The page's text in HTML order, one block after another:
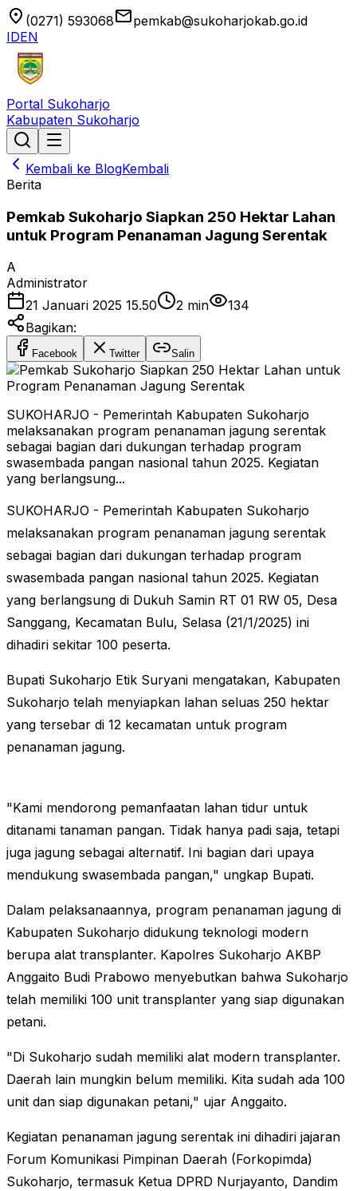
location_on (0271) 593068emailpemkab@sukoharjokab.go.id
IDEN
Portal Sukoharjo
Kabupaten Sukoharjo
Kembali ke BlogKembali
Berita
Pemkab Sukoharjo Siapkan 250 Hektar Lahan
untuk Program Penanaman Jagung Serentak
A
Administrator
21 Januari 2025 15.50
2 min
134
Bagikan:
Facebook Twitter Salin
SUKOHARJO - Pemerintah Kabupaten Sukoharjo
melaksanakan program penanaman jagung serentak
sebagai bagian dari dukungan terhadap program
swasembada pangan nasional tahun 2025. Kegiatan
yang berlangsung...
SUKOHARJO - Pemerintah Kabupaten Sukoharjo
melaksanakan program penanaman jagung serentak
sebagai bagian dari dukungan terhadap program
swasembada pangan nasional tahun 2025. Kegiatan
yang berlangsung di Dukuh Samin RT 01 RW 05, Desa
Sanggang, Kecamatan Bulu, Selasa (21/1/2025) ini
dihadiri sekitar 100 peserta.
Bupati Sukoharjo Etik Suryani mengatakan, Kabupaten
Sukoharjo telah menyiapkan lahan seluas 250 hektar
yang tersebar di 12 kecamatan untuk program
penanaman jagung.
"Kami mendorong pemanfaatan lahan tidur untuk
ditanami tanaman pangan. Tidak hanya padi saja, tetapi
juga jagung sebagai alternatif. Ini bagian dari upaya
mendukung swasembada pangan," ungkap Bupati.
Dalam pelaksanaannya, program penanaman jagung di
Kabupaten Sukoharjo didukung teknologi modern
berupa alat transplanter. Kapolres Sukoharjo AKBP
Anggaito Budi Prabowo menyebutkan bahwa Sukoharjo
telah memiliki 100 unit transplanter yang siap digunakan
petani.
"Di Sukoharjo sudah memiliki alat modern transplanter.
Daerah lain mungkin belum memiliki. Kita sudah ada 100
unit dan siap digunakan petani," ujar Anggaito.
Kegiatan penanaman jagung serentak ini dihadiri jajaran
Forum Komunikasi Pimpinan Daerah (Forkopimda)
Sukoharjo, termasuk Ketua DPRD Nurjayanto, Dandim